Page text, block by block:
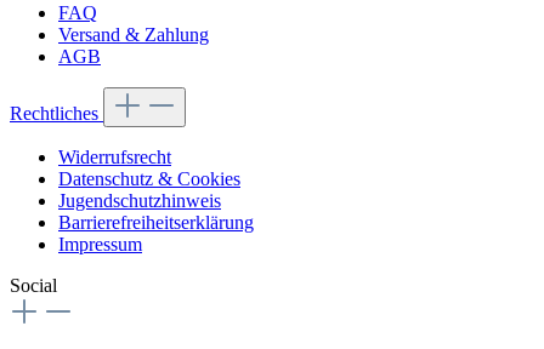
FAQ
Versand & Zahlung
AGB
Rechtliches
Widerrufsrecht
Datenschutz & Cookies
Jugendschutzhinweis
Barrierefreiheitserklärung
Impressum
Social